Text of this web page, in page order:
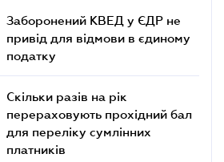
Заборонений КВЕД у ЄДР не
привід для відмови в єдиному
податку
Скільки разів на рік
перераховують прохідний бал
для переліку сумлінних
платників